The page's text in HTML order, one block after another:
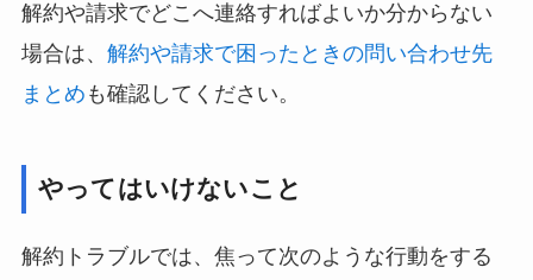
解約や請求でどこへ連絡すればよいか分からない
場合は、 解約や請求で困ったときの問い合わせ先
まとめ も確認してください。
やってはいけないこと
解約トラブルでは、焦って次のような行動をする